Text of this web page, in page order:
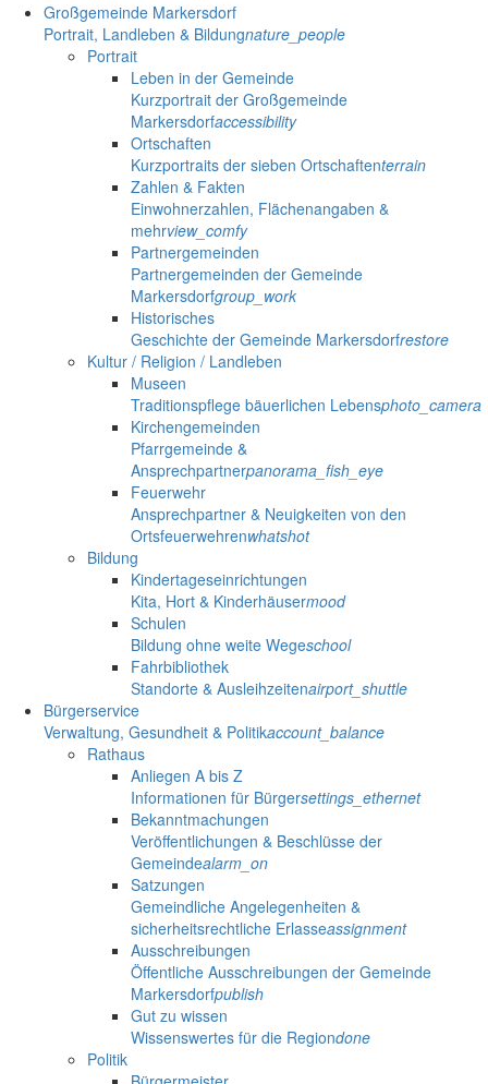
Großgemeinde Markersdorf
Portrait, Landleben & Bildungnature_people
Portrait
Leben in der Gemeinde
Kurzportrait der Großgemeinde
Markersdorfaccessibility
Ortschaften
Kurzportraits der sieben Ortschaftenterrain
Zahlen & Fakten
Einwohnerzahlen, Flächenangaben &
mehrview_comfy
Partnergemeinden
Partnergemeinden der Gemeinde
Markersdorfgroup_work
Historisches
Geschichte der Gemeinde Markersdorfrestore
Kultur / Religion / Landleben
Museen
Traditionspflege bäuerlichen Lebensphoto_camera
Kirchengemeinden
Pfarrgemeinde &
Ansprechpartnerpanorama_fish_eye
Feuerwehr
Ansprechpartner & Neuigkeiten von den
Ortsfeuerwehrenwhatshot
Bildung
Kindertageseinrichtungen
Kita, Hort & Kinderhäusermood
Schulen
Bildung ohne weite Wegeschool
Fahrbibliothek
Standorte & Ausleihzeitenairport_shuttle
Bürgerservice
Verwaltung, Gesundheit & Politikaccount_balance
Rathaus
Anliegen A bis Z
Informationen für Bürgersettings_ethernet
Bekanntmachungen
Veröffentlichungen & Beschlüsse der
Gemeindealarm_on
Satzungen
Gemeindliche Angelegenheiten &
sicherheitsrechtliche Erlasseassignment
Ausschreibungen
Öffentliche Ausschreibungen der Gemeinde
Markersdorfpublish
Gut zu wissen
Wissenswertes für die Regiondone
Politik